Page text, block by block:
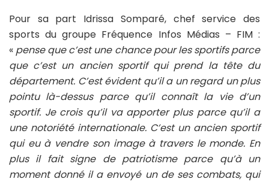
Pour sa part Idrissa Somparé, chef service des
sports du groupe Fréquence Infos Médias – FIM :
« pense que c’est une chance pour les sportifs parce
que c’est un ancien sportif qui prend la tête du
département. C’est évident qu’il a un regard un plus
pointu là-dessus parce qu’il connaît la vie d’un
sportif. Je crois qu’il va apporter plus parce qu’il a
une notoriété internationale. C’est un ancien sportif
qui eu à vendre son image à travers le monde. En
plus il fait signe de patriotisme parce qu’à un
moment donné il a envoyé un de ses combats, qui